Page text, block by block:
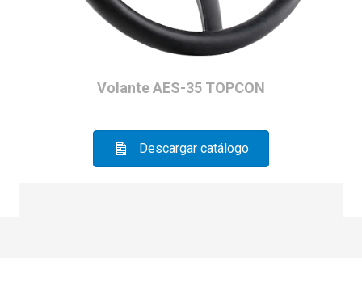
Volante AES-35 TOPCON
Descargar catálogo